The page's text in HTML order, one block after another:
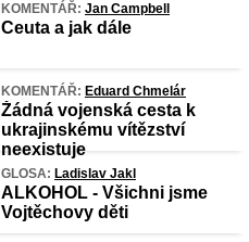
KOMENTÁŘ: Jan Campbell
Ceuta a jak dále
KOMENTÁŘ: Eduard Chmelár
Žádná vojenská cesta k
ukrajinskému vítězství
neexistuje
GLOSA: Ladislav Jakl
ALKOHOL - Všichni jsme
Vojtěchovy děti